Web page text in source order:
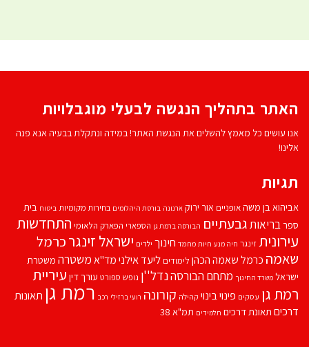
האתר בתהליך הנגשה לבעלי מוגבלויות
אנו עושים כל מאמץ להשלים את הנגשת האתר! במידה ונתקלת בבעיה אנא פנה
אלינו!
תגיות
אביהוא בן משהאופניים אור ירוק ארנונה בורסת היהלומים בחירות מקומיות ביטוח בית
ספרבריאותגבעתיים הבורסה ברמת גן הספארי הפארק הלאומי התחדשות
עירוניתזינגר חיה מנע חיות מחמד חינוך ילדים ישראל זינגרכרמל
שאמה כרמל שאמה הכהן לימודים ליעד אילנימד''אמשטרה משטרת
ישראל משרד החינוך מתחם הבורסהנדל''ן נופש ספורט עורך דין עיריית
רמת גן עסקים פינוי בינוי קהילה קורונה רועי ברזילי רכב רמת גן תאונות
דרכים תאונת דרכים תלמידים תמ"א 38